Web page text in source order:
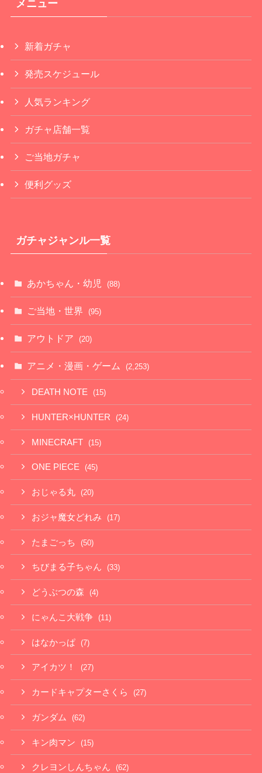
メニュー
新着ガチャ
発売スケジュール
人気ランキング
ガチャ店舗一覧
ご当地ガチャ
便利グッズ
ガチャジャンル一覧
あかちゃん・幼児 (88)
ご当地・世界 (95)
アウトドア (20)
アニメ・漫画・ゲーム (2,253)
DEATH NOTE (15)
HUNTER×HUNTER (24)
MINECRAFT (15)
ONE PIECE (45)
おじゃる丸 (20)
おジャ魔女どれみ (17)
たまごっち (50)
ちびまる子ちゃん (33)
どうぶつの森 (4)
にゃんこ大戦争 (11)
はなかっぱ (7)
アイカツ！ (27)
カードキャプターさくら (27)
ガンダム (62)
キン肉マン (15)
クレヨンしんちゃん (62)